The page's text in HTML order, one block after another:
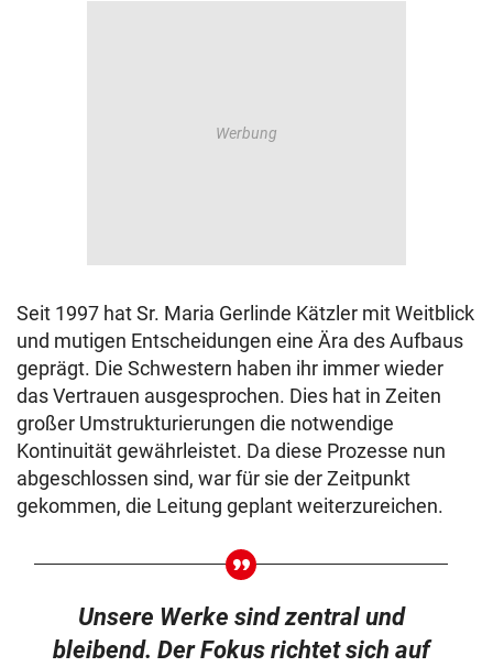
Seit 1997 hat Sr. Maria Gerlinde Kätzler mit Weitblick
und mutigen Entscheidungen eine Ära des Aufbaus
geprägt. Die Schwestern haben ihr immer wieder
das Vertrauen ausgesprochen. Dies hat in Zeiten
großer Umstrukturierungen die notwendige
Kontinuität gewährleistet. Da diese Prozesse nun
abgeschlossen sind, war für sie der Zeitpunkt
gekommen, die Leitung geplant weiterzureichen.
Unsere Werke sind zentral und
bleibend. Der Fokus richtet sich auf